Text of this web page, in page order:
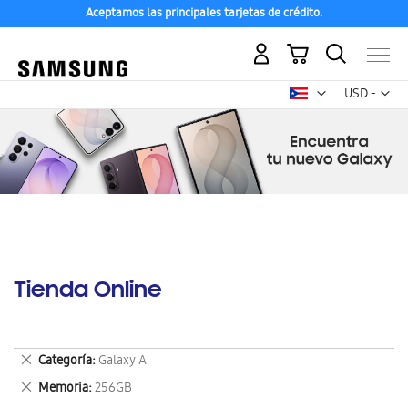
Aceptamos las principales tarjetas de crédito.
USD -
dólar
Mi carrito
Tienda Online
Categoría Galaxy A
Eliminar
este
artículo
Memoria 256GB
Eliminar